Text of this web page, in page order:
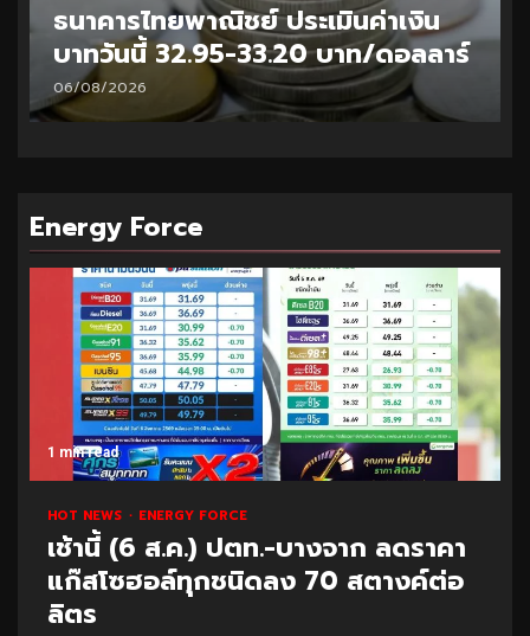
ธนาคารไทยพาณิชย์ ประเมินค่าเงิน
บาทวันนี้ 32.95-33.20 บาท/ดอลลาร์
06/08/2026
Energy Force
1 min read
HOT NEWS ENERGY FORCE
เช้านี้ (6 ส.ค.) ปตท.-บางจาก ลดราคา
แก๊สโซฮอล์ทุกชนิดลง 70 สตางค์ต่อ
ลิตร